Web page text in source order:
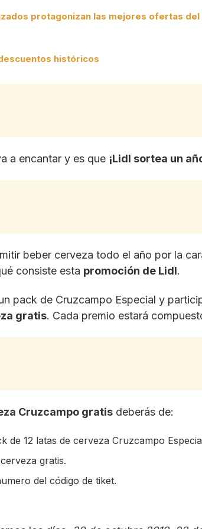
protagonizan las mejores ofertas del
históricos
a encantar y es que ¡Lidl sortea un
beber cerveza todo el año por la
consiste esta promoción de Lidl.
pack de Cruzcampo Especial y
gratis. Cada premio estará
Cruzcampo gratis deberás de:
de 12 latas de cerveza Cruzcampo
gratis.
del código de tiket.